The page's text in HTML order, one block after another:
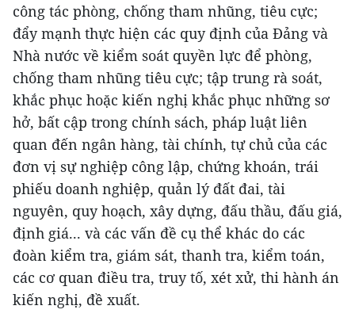
công tác phòng, chống tham nhũng, tiêu cực;
đẩy mạnh thực hiện các quy định của Đảng và
Nhà nước về kiểm soát quyền lực để phòng,
chống tham nhũng tiêu cực; tập trung rà soát,
khắc phục hoặc kiến nghị khắc phục những sơ
hở, bất cập trong chính sách, pháp luật liên
quan đến ngân hàng, tài chính, tự chủ của các
đơn vị sự nghiệp công lập, chứng khoán, trái
phiếu doanh nghiệp, quản lý đất đai, tài
nguyên, quy hoạch, xây dựng, đấu thầu, đấu giá,
định giá... và các vấn đề cụ thể khác do các
đoàn kiểm tra, giám sát, thanh tra, kiểm toán,
các cơ quan điều tra, truy tố, xét xử, thi hành án
kiến nghị, đề xuất.